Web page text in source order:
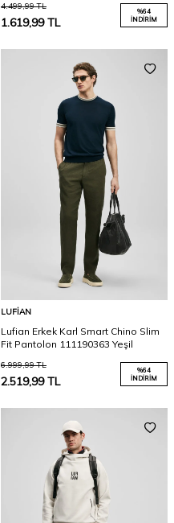
4.499,99TL
1.619,99TL
%64
İNDIRIM
LUFIAN
Lufian Erkek Karl Smart Chino Slim
Fit Pantolon 111190363 Yeşil
6.999,99TL
2.519,99TL
%64
İNDIRIM